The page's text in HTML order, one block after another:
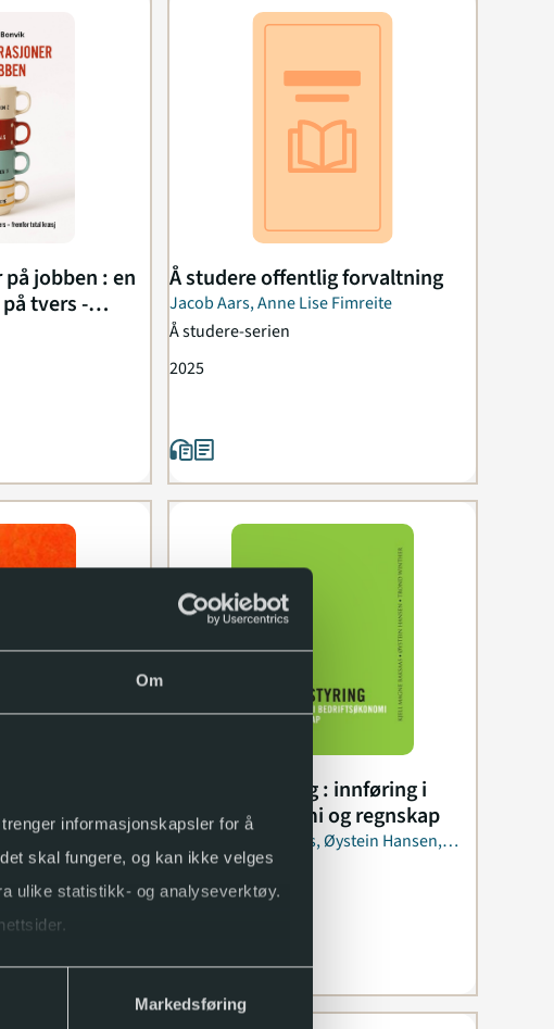
Om
informasjonskapsler for å
skal fungere, og kan ikke velges
ulike statistikk- og analyseverktøy.
Markedsføring
jobben : en
tvers -
Å studere offentlig forvaltning
Jacob Aars, Anne Lise Fimreite
Å studere-serien
2025
Økonomistyring : innføring i
bedriftsøkonomi og regnskap
Kjell Magne Baksaas, Øystein Hansen,
Trond Winther